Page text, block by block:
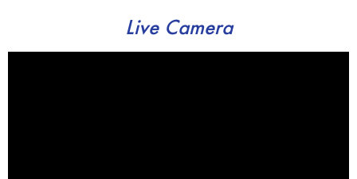
Live Camera